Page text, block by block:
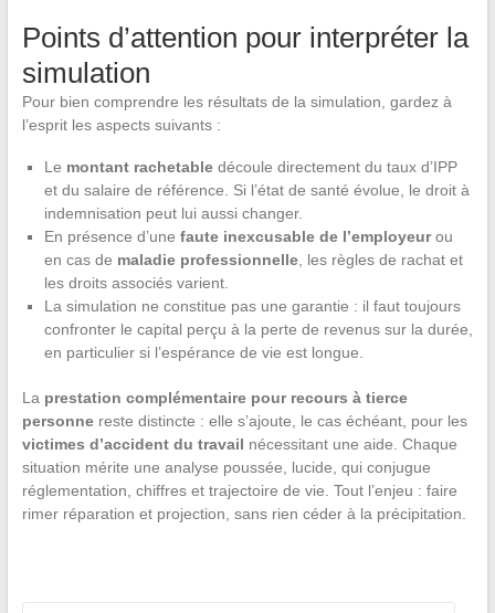
Points d’attention pour interpréter la
simulation
Pour bien comprendre les résultats de la simulation, gardez à
l’esprit les aspects suivants :
Le montant rachetabledécoule directement du taux d’IPP
et du salaire de référence. Si l’état de santé évolue, le droit à
indemnisation peut lui aussi changer.
En présence d’une faute inexcusable de l’employeurou
en cas de maladie professionnelle, les règles de rachat et
les droits associés varient.
La simulation ne constitue pas une garantie : il faut toujours
confronter le capital perçu à la perte de revenus sur la durée,
en particulier si l’espérance de vie est longue.
La prestation complémentaire pour recours à tierce
personnereste distincte : elle s’ajoute, le cas échéant, pour les
victimes d’accident du travail nécessitant une aide. Chaque
situation mérite une analyse poussée, lucide, qui conjugue
réglementation, chiffres et trajectoire de vie. Tout l’enjeu : faire
rimer réparation et projection, sans rien céder à la précipitation.